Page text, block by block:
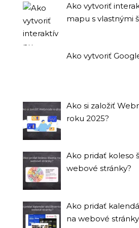
Ako vytvoriť
mapu s vlastnými
Ako vytvoriť
Ako si založiť
roku 2025?
Ako pridať koleso
webové stránky?
Ako pridať
na webové